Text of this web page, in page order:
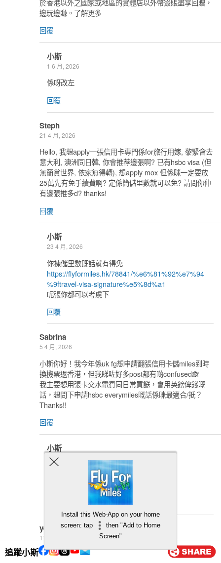
追蹤小斯
於香港以外之國家或地區的實體店以外幣簽賬盡享回贈，
邊玩邊賺。了解更多
回覆
小斯
1 6 月, 2026
係呀改左
回覆
Steph
21 4 月, 2026
Hello, 我想apply一張信用卡專門係for旅行用嫁, 黎緊會去
意大利, 澳洲同日韓, 你會推荐邊張啊? 已有hsbc visa (但
無簡賞世界, 依家無得轉), 想apply mox 但係咪一定要放
25萬先有免手續費啊? 定係簡儲里數就可以免? 請問你仲
有邊張推多d? thanks!
回覆
小斯
23 4 月, 2026
你揀儲里數既話就有得免
https://flyformiles.hk/78841/%e6%81%92%e7%94
%9ftravel-visa-signature%e5%8d%a1
呢張你都可以考慮下
回覆
Sabrina
5 4 月, 2026
小斯你好！我今年係uk fg想申請翻張信用卡儲miles到時
換機票返香港，但我睇咗好多post都有啲confused🙈
我主要想用張卡交水電費同日常買餸，會用英鎊俾錢嘅
話，想問下申請hsbc everymiles嘅話係咪最適合/抵？
Thanks!!
回覆
小斯
8 4 月, 2026
即係你講緊水電費係英國嘅水電費？
你一個月會簽幾多錢？
yee
17 3 月, 2026
想請問係agoda 訂酒店, 點解用HSBC red card 無DCC,
Install this Web-App on your home
screen: tap
then "Add to Home
Screen"